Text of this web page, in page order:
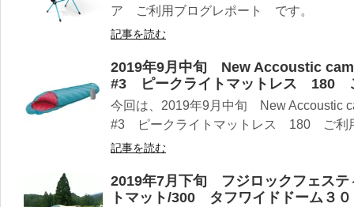
ア ご利用ブログレポート です。
記事を読む
2019年9月中旬 New Accoustic
#3 ピークライトマットレス 180
今回は、2019年9月中旬 New Accoustic
#3 ピークライトマットレス 180 ご利
記事を読む
2019年7月下旬 フジロックフェス
トマット/300 タフワイドドーム３